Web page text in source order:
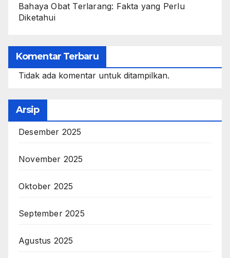
Bahaya Obat Terlarang: Fakta yang Perlu
Diketahui
Komentar Terbaru
Tidak ada komentar untuk ditampilkan.
Arsip
Desember 2025
November 2025
Oktober 2025
September 2025
Agustus 2025